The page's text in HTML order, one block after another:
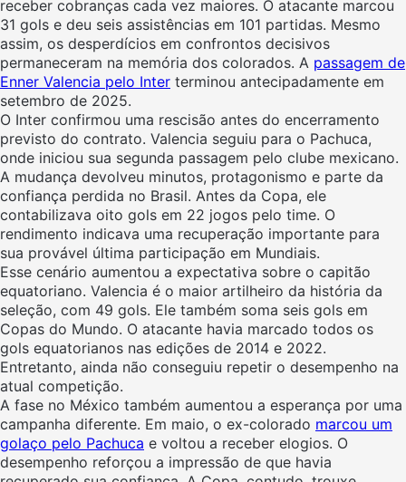
receber cobranças cada vez maiores. O atacante marcou
31 gols e deu seis assistências em 101 partidas. Mesmo
assim, os desperdícios em confrontos decisivos
permaneceram na memória dos colorados. A passagem de
Enner Valencia pelo Inter terminou antecipadamente em
setembro de 2025.
O Inter confirmou uma rescisão antes do encerramento
previsto do contrato. Valencia seguiu para o Pachuca,
onde iniciou sua segunda passagem pelo clube mexicano.
A mudança devolveu minutos, protagonismo e parte da
confiança perdida no Brasil. Antes da Copa, ele
contabilizava oito gols em 22 jogos pelo time. O
rendimento indicava uma recuperação importante para
sua provável última participação em Mundiais.
Esse cenário aumentou a expectativa sobre o capitão
equatoriano. Valencia é o maior artilheiro da história da
seleção, com 49 gols. Ele também soma seis gols em
Copas do Mundo. O atacante havia marcado todos os
gols equatorianos nas edições de 2014 e 2022.
Entretanto, ainda não conseguiu repetir o desempenho na
atual competição.
A fase no México também aumentou a esperança por uma
campanha diferente. Em maio, o ex-colorado marcou um
golaço pelo Pachuca e voltou a receber elogios. O
desempenho reforçou a impressão de que havia